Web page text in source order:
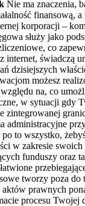
Nie ma znaczenia,
finansową,
korporacji –
służy jako
co
internet, świadczą
dzisiejszych
możesz
na, co
w sytuacji gdy
zintegrowanej
administracyjne
to wszystko,
w zakresie
funduszy oraz
tworzy poza do
aktów prawnych
procesu Twojej